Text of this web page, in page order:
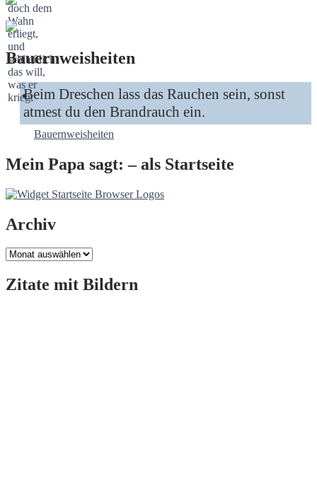
Bauernweisheiten
Beim Dreschen lass das Rauchen sein, sonst
atmest du den Brandrauch ein.
Bauernweisheiten
Mein Papa sagt: – als Startseite
Archiv
Archiv
Zitate mit Bildern